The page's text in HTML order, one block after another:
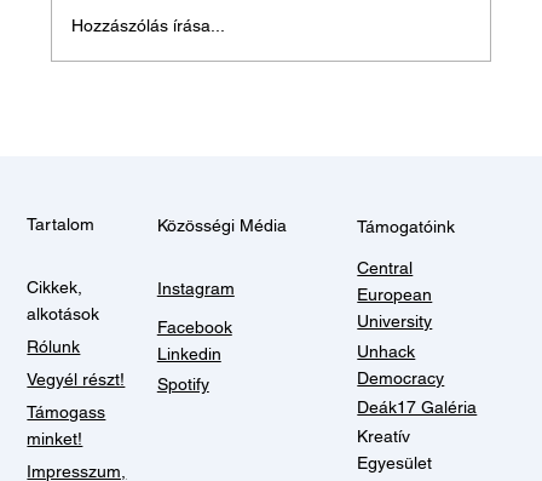
Hozzászólás írása...
Tartalom
Cikkek,
alkotások
Rólunk
Vegyél részt!
Támogass
minket!
Impresszum,
Közösségi Média
Instagram
Facebook
Linkedin
Spotify
Támogatóink
Central
European
University
Unhack
Democracy
Deák17 Galéria
Kreatív
Egyesület